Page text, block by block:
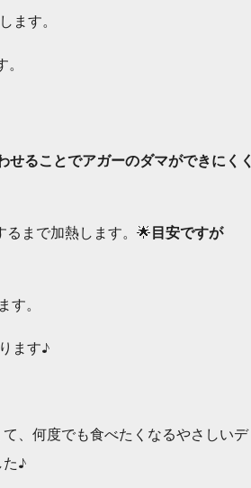
ます。
せることでアガーのダマができにくく
るまで加熱します。🌟目安ですが
。
ます♪
、何度でも食べたくなるやさしいデ
た♪